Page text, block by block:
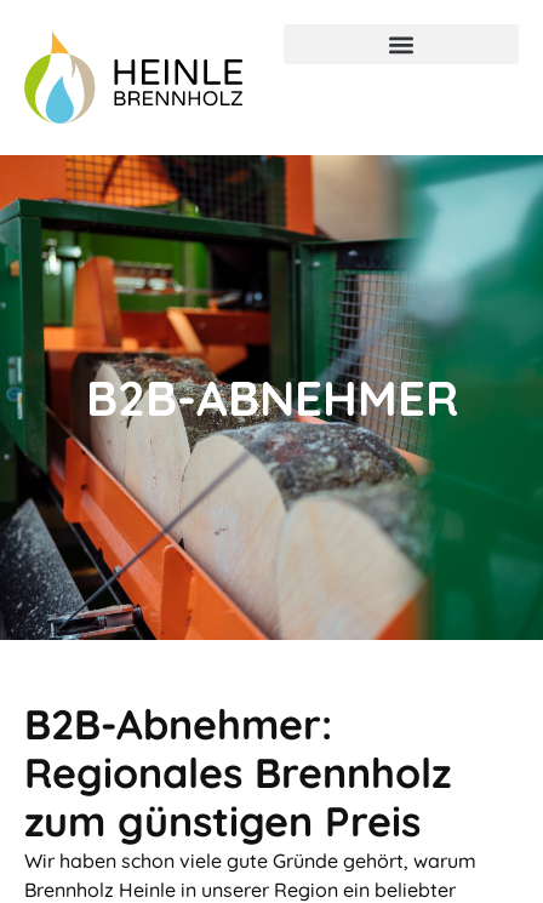
B2B-ABNEHMER
B2B-Abnehmer:
Regionales Brennholz
zum günstigen Preis
Wir haben schon viele gute Gründe gehört, warum
Brennholz Heinle in unserer Region ein beliebter